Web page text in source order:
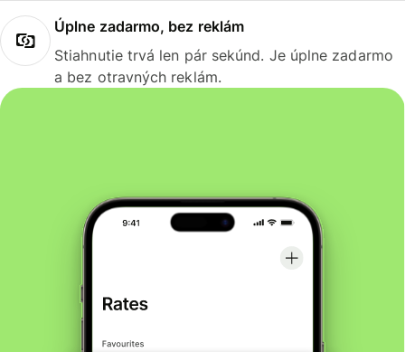
Úplne zadarmo, bez reklám
Stiahnutie trvá len pár sekúnd. Je úplne zadarmo
a bez otravných reklám.